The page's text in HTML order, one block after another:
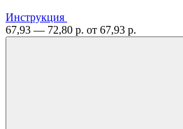
Инструкция
67,93 — 72,80 р. от 67,93 р.